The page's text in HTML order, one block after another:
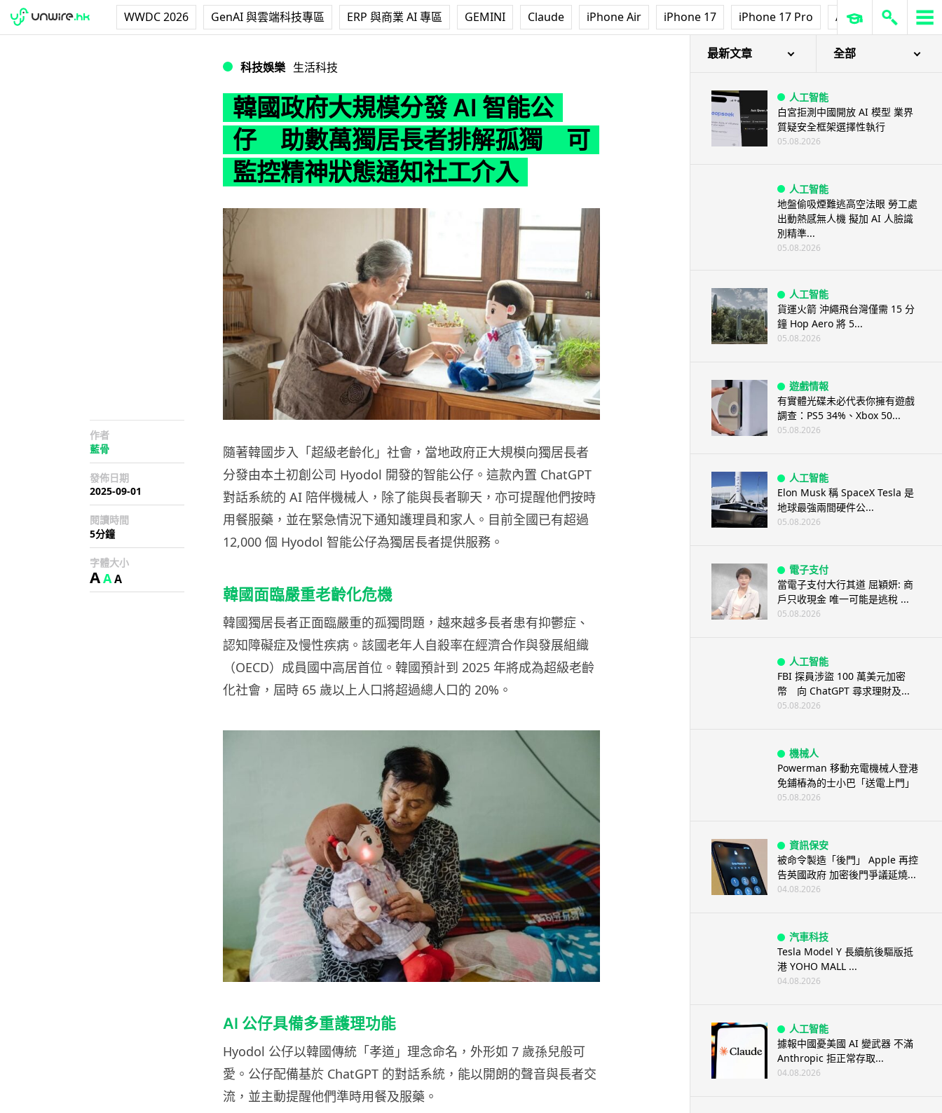
WWDC 2026 GenAI 與雲端科技專區 ERP 與商業 AI 專區 GEMINI Claude iPhone Air iPhone 17 iPhone 17 Pro AirPods Pro 3
科技娛樂 生活科技
韓國政府大規模分發 AI 智能公
仔 助數萬獨居長者排解孤獨 可
監控精神狀態通知社工介入
作者
藍骨
發佈日期
2025-09-01
閱讀時間
5分鐘
字體大小
AAA
隨著韓國步入「超級老齡化」社會，當地政府正大規模向獨居長者
分發由本土初創公司 Hyodol 開發的智能公仔。這款內置 ChatGPT
對話系統的 AI 陪伴機械人，除了能與長者聊天，亦可提醒他們按時
用餐服藥，並在緊急情況下通知護理員和家人。目前全國已有超過
12,000 個 Hyodol 智能公仔為獨居長者提供服務。
韓國面臨嚴重老齡化危機
韓國獨居長者正面臨嚴重的孤獨問題，越來越多長者患有抑鬱症、
認知障礙症及慢性疾病。該國老年人自殺率在經濟合作與發展組織
（OECD）成員國中高居首位。韓國預計到 2025 年將成為超級老齡
化社會，屆時 65 歲以上人口將超過總人口的 20%。
AI 公仔具備多重護理功能
Hyodol 公仔以韓國傳統「孝道」理念命名，外形如 7 歲孫兒般可
愛。公仔配備基於 ChatGPT 的對話系統，能以開朗的聲音與長者交
流，並主動提醒他們準時用餐及服藥。
最新文章 全部
人工智能
白宮拒測中國開放 AI 模型 業界
質疑安全框架選擇性執行
05.08.2026
人工智能
地盤偷吸煙難逃高空法眼 勞工處
出動熱感無人機 擬加 AI 人臉識
別精準...
05.08.2026
人工智能
貨運火箭 沖繩飛台灣僅需 15 分
鐘 Hop Aero 將 5...
05.08.2026
遊戲情報
有實體光碟未必代表你擁有遊戲
調查：PS5 34%、Xbox 50...
05.08.2026
人工智能
Elon Musk 稱 SpaceX Tesla 是
地球最強兩間硬件公...
05.08.2026
電子支付
當電子支付大行其道 屈穎妍: 商
戶只收現金 唯一可能是逃稅 ...
05.08.2026
人工智能
FBI 探員涉盜 100 萬美元加密
幣 向 ChatGPT 尋求理財及...
05.08.2026
機械人
Powerman 移動充電機械人登港
免鋪樁為的士小巴「送電上門」
05.08.2026
資訊保安
被命令製造「後門」 Apple 再控
告英國政府 加密後門爭議延燒...
04.08.2026
汽車科技
Tesla Model Y 長續航後驅版抵
港 YOHO MALL ...
04.08.2026
人工智能
據報中國憂美國 AI 變武器 不滿
Anthropic 拒正常存取...
04.08.2026